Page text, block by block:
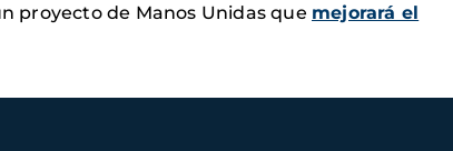
proyecto de Manos Unidas que mejorará el